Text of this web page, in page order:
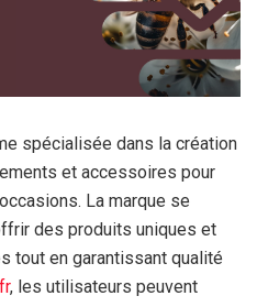
spécialisée dans la création
et accessoires pour
La marque se
des produits uniques et
tout en garantissant qualité
, les utilisateurs peuvent